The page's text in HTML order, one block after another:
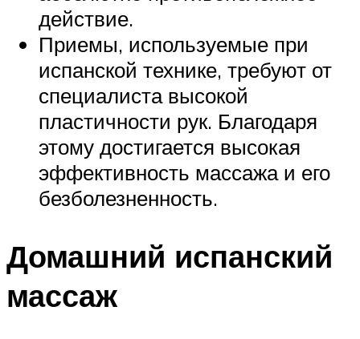
действие.
Приемы, используемые при
испанской технике, требуют от
специалиста высокой
пластичности рук. Благодаря
этому достигается высокая
эффективность массажа и его
безболезненность.
Домашний испанский
массаж